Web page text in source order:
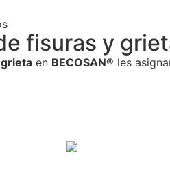
fisuras y
en BECOSAN® les